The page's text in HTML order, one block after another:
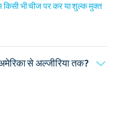
भी चीज पर कर या शुल्क मुक्त
से अल्जीरिया तक?